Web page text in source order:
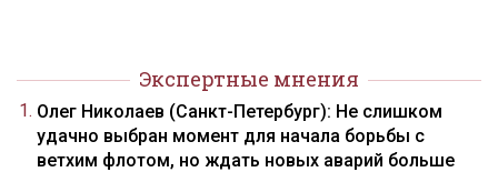
Экспертные мнения
Олег Николаев (Санкт-Петербург): Не слишком
удачно выбран момент для начала борьбы с
ветхим флотом, но ждать новых аварий больше